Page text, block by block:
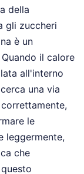
della
gli zuccheri
è un
il calore
all'interno
una via
le
leggermente,
che